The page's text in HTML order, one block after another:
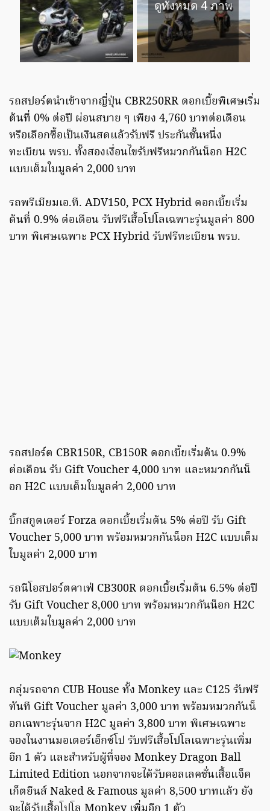
ดูทั้งหมด 4 ภาพ
รถสปอร์ตนำเข้าจากญี่ปุ่น CBR250RR ดอกเบี้ยพิเศษเริ่ม
ต้นที่ 0% ต่อปี ผ่อนสบาย ๆ เพียง 4,760 บาทต่อเดือน
หรือเลือกซื้อเป็นเงินสดแล้วรับฟรี ประกันชั้นหนึ่ง
ทะเบียน พรบ. ทั้งสองเงื่อนไขรับฟรีหมวกกันน็อก H2C
แบบเต็มใบมูลค่า 2,000 บาท
รถพรีเมียมเอ.ที. ADV150, PCX Hybrid ดอกเบี้ยเริ่ม
ต้นที่ 0.9% ต่อเดือน รับฟรีเสื้อโปโลเฉพาะรุ่นมูลค่า 800
บาท พิเศษเฉพาะ PCX Hybrid รับฟรีทะเบียน พรบ.
รถสปอร์ต CBR150R, CB150R ดอกเบี้ยเริ่มต้น 0.9%
ต่อเดือน รับ Gift Voucher 4,000 บาท และหมวกกันน็
อก H2C แบบเต็มใบมูลค่า 2,000 บาท
บิ๊กสกูตเตอร์ Forza ดอกเบี้ยเริ่มต้น 5% ต่อปี รับ Gift
Voucher 5,000 บาท พร้อมหมวกกันน็อก H2C แบบเต็ม
ใบมูลค่า 2,000 บาท
รถนีโอสปอร์ตคาเฟ่ CB300R ดอกเบี้ยเริ่มต้น 6.5% ต่อปี
รับ Gift Voucher 8,000 บาท พร้อมหมวกกันน็อก H2C
แบบเต็มใบมูลค่า 2,000 บาท
กลุ่มรถจาก CUB House ทั้ง Monkey และ C125 รับฟรี
ทันที Gift Voucher มูลค่า 3,000 บาท พร้อมหมวกกันน็
อกเฉพาะรุ่นจาก H2C มูลค่า 3,800 บาท พิเศษเฉพาะ
จองในงานมอเตอร์เอ็กซ์โป รับฟรีเสื้อโปโลเฉพาะรุ่นเพิ่ม
อีก 1 ตัว และสำหรับผู้ที่จอง Monkey Dragon Ball
Limited Edition นอกจากจะได้รับคอลเลคชั่นเสื้อแจ็ค
เก็ตยีนส์ Naked & Famous มูลค่า 8,500 บาทแล้ว ยัง